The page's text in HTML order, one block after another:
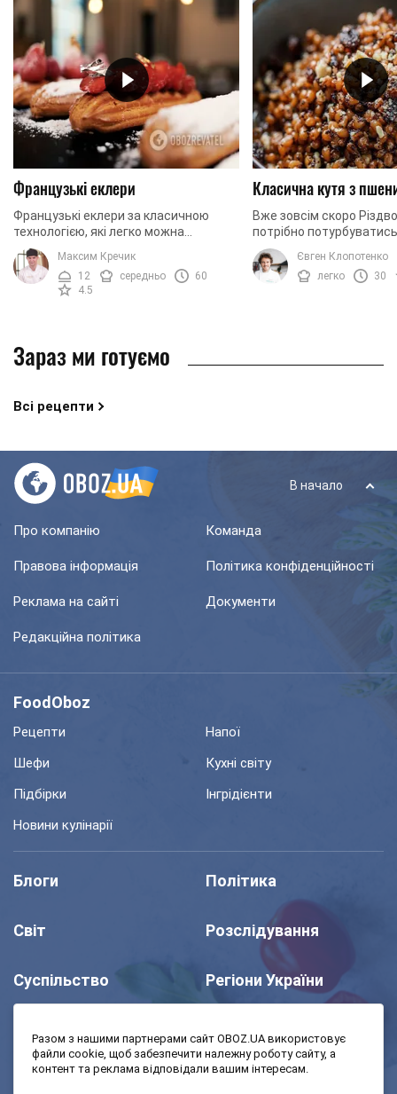
Французькі еклери
Французькі еклери за класичною
технологією, які легко можна
приготувати вдома. Сьогодні ми
готуємо еклери із заварним кремом.
Щоб надати крему ...
Максим Кречик
12
середньо
60
4.5
Класична кутя з
Вже зовсім скоро
потрібно
ваша святкова кутя. У
рецепт входить
також багато ...
Євген Клопотенко
легко
30
Зараз ми готуємо
Всі рецепти
В начало
Про компанію Команда
Правова інформація Політика конфіденційності
Реклама на сайті Документи
Редакційна політика
FoodOboz
Рецепти
Напої
Шефи
Кухні світу
Підбірки
Інгрідієнти
Новини кулінарії
Блоги Політика
Світ Розслідування
Суспільство Регіони України
Моя школа Авто
Разом з нашими партнерами сайт OBOZ.UA використовує
файли cookie, щоб забезпечити належну роботу сайту, а
контент та реклама відповідали вашим інтересам.